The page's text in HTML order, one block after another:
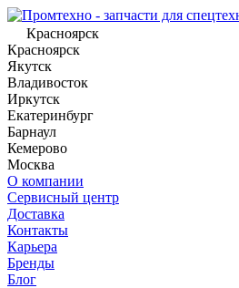
Красноярск
Красноярск
Якутск
Владивосток
Иркутск
Екатеринбург
Барнаул
Кемерово
Москва
О компании
Сервисный центр
Доставка
Контакты
Карьера
Бренды
Блог